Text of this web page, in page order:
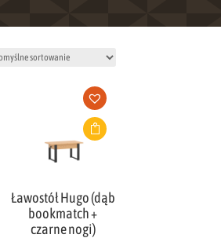
Ławostół Hugo (dąb
bookmatch +
czarne nogi)